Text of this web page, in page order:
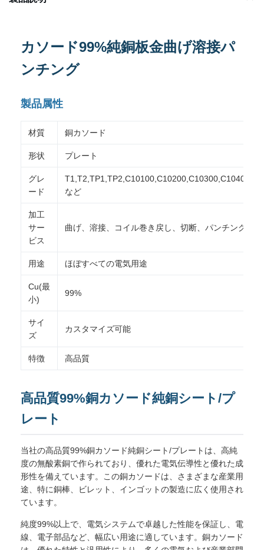
カソード99%純銅板金曲げ溶接パ
ンチング
製品属性
材質 銅カソード
形状 プレート
グレ
ード
T1,T2,TP1,TP2,C10100,C10200,C10300,C10400
など
加工
サー
ビス
曲げ、溶接、コイル巻き戻し、切断、パンチング
用途 ほぼすべての電気用途
Cu(最
小)
99%
サイ
ズ
カスタマイズ可能
特徴 高品質
高品質99%銅カソード純銅シート/プ
レート
当社の高品質99%銅カソード純銅シート/プレートは、高純
度の無酸素銅で作られており、優れた電気伝導性と優れた成
形性を備えています。この銅カソードは、さまざまな産業用
途、特に銅棒、ビレット、インゴットの製造に広く使用され
ています。
純度99%以上で、電気システムで卓越した性能を保証し、電
線、電子部品など、幅広い用途に適しています。銅カソード